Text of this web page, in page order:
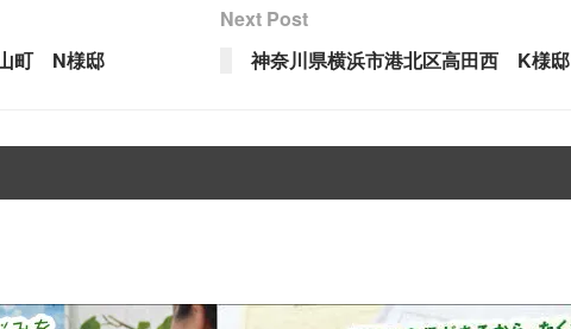
町 N様邸
Next Post
神奈川県横浜市港北区高田西 K様邸